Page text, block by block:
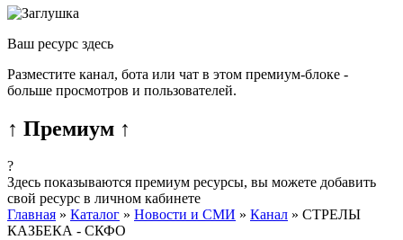
Ваш ресурс здесь
Разместите канал, бота или чат в этом премиум-блоке -
больше просмотров и пользователей.
↑ Премиум ↑
?
Здесь показываются премиум ресурсы, вы можете добавить
свой ресурс в личном кабинете
Главная » Каталог » Новости и СМИ » Канал » СТРЕЛЫ
КАЗБЕКА - СКФО